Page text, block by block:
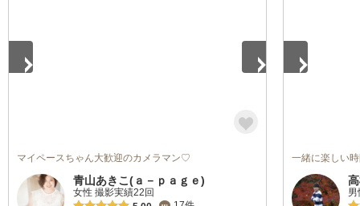
マイペースちゃん大歓迎のカメラマン♡
青山あきこ(ａ－ｐａｇｅ)
女性 撮影実績22回
一緒に楽しい
男